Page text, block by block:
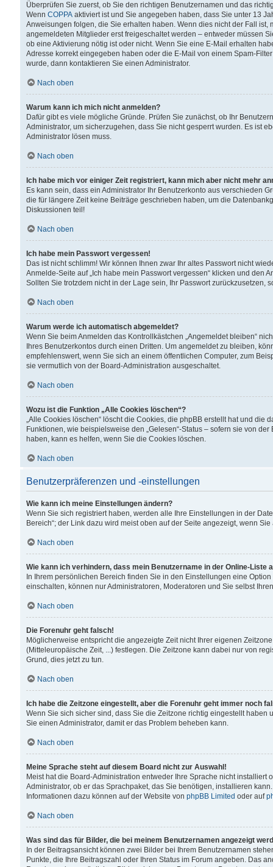
Überprüfen Sie zuerst, ob Sie den richtigen Benutzernamen und das
Wenn COPPA aktiviert ist und Sie angegeben haben, dass Sie unter 13
Anweisungen folgen, die Sie erhalten haben. Wenn dies nicht der Fall
angemeldeten Mitglieder erst freigeschaltet werden – entweder müssen
ob eine Aktivierung nötig ist oder nicht. Wenn Sie eine E-Mail erhalten
Adresse korrekt eingegeben haben oder die E-Mail von einem Spam-
wurde, dann kontaktieren Sie einen Administrator.
Nach oben
Warum kann ich mich nicht anmelden?
Dafür gibt es viele mögliche Gründe. Prüfen Sie zunächst, ob Ihr
Administrator, um sicherzugehen, dass Sie nicht gesperrt wurden. Es ist
Administrator lösen muss.
Nach oben
Ich habe mich vor einiger Zeit registriert, kann mich aber nicht mehr
Es kann sein, dass ein Administrator Ihr Benutzerkonto aus verschieden
die für längere Zeit keine Beiträge geschrieben haben, um die
Diskussionen teil!
Nach oben
Ich habe mein Passwort vergessen!
Das ist nicht schlimm! Wir können Ihnen zwar Ihr altes Passwort nicht
Anmelde-Seite auf „Ich habe mein Passwort vergessen“ klicken und
Sollten Sie trotzdem nicht in der Lage sein, Ihr Passwort zurückzusetzen,
Nach oben
Warum werde ich automatisch abgemeldet?
Wenn Sie beim Anmelden das Kontrollkästchen „Angemeldet bleiben“
Ihres Benutzerkontos durch einen Dritten. Um angemeldet zu bleiben,
empfehlenswert, wenn Sie sich an einem öffentlichen Computer, zum
sie vermutlich von der Board-Administration ausgeschaltet.
Nach oben
Wozu ist die Funktion „Alle Cookies löschen“?
„Alle Cookies löschen“ löscht die Cookies, die phpBB erstellt hat und
Funktionen, wie beispielsweise den „Gelesen“-Status – sofern sie von
haben, kann es helfen, wenn Sie die Cookies löschen.
Nach oben
Benutzerpräferenzen und -einstellungen
Wie kann ich meine Einstellungen ändern?
Wenn Sie sich registriert haben, werden alle Ihre Einstellungen in der
Bereich“; der Link dazu wird meist oben auf der Seite angezeigt, wenn
Nach oben
Wie kann ich verhindern, dass mein Benutzername in der Online-Liste
In Ihrem persönlichen Bereich finden Sie in den Einstellungen eine
einschalten, können nur Administratoren, Moderatoren und Sie selbst
Nach oben
Die Forenuhr geht falsch!
Möglicherweise entspricht die angezeigte Zeit nicht Ihrer eigenen
(Mitteleuropäische Zeit, ...) festlegen. Die Zeitzone kann dabei nur von
Grund, dies jetzt zu tun.
Nach oben
Ich habe die Zeitzone eingestellt, aber die Forenuhr geht immer noch
Wenn Sie sich sicher sind, dass Sie die Zeitzone richtig eingestellt
Sie einen Administrator, damit er das Problem beheben kann.
Nach oben
Meine Sprache steht auf diesem Board nicht zur Auswahl!
Meist hat die Board-Administration entweder Ihre Sprache nicht
Administrator, ob er das Sprachpaket, das Sie benötigen, installieren
Informationen dazu können auf der Website von phpBB Limited oder auf
Nach oben
Was sind das für Bilder, die bei meinem Benutzernamen angezeigt
In der Beitragsansicht können zwei Bilder bei Ihrem Benutzernamen
Punkte, die Ihre Beitragszahl oder Ihren Status im Forum angeben. Das